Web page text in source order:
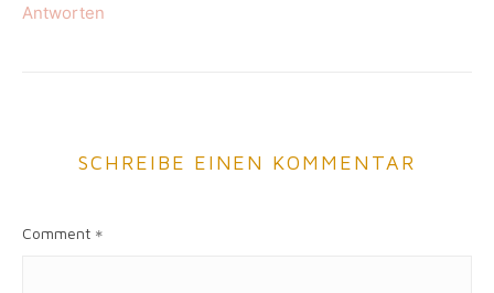
Antworten
SCHREIBE EINEN KOMMENTAR
Comment *